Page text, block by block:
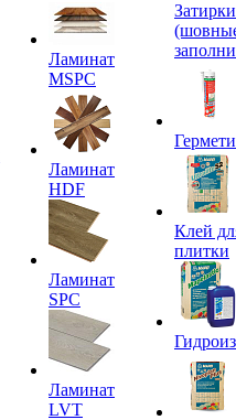
Ламинат
MSPC
Ламинат
HDF
Ламинат
SPC
Ламинат
LVT
Затирки
Клей
плитки